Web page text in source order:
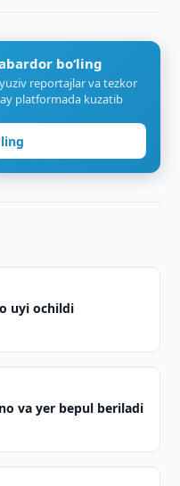
bo‘ling
reportajlar va tezkor
platformada kuzatib
uyi ochildi
va yer bepul beriladi